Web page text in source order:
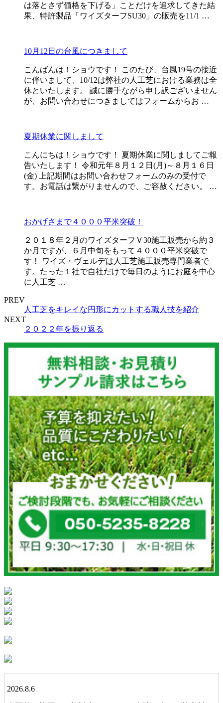
は落とさず価格を下げる」ことだけを追求してきた結
果、特許製品「ワイズターフSU30」の販売を11/1 …
10月12日の台風につきまして
こんばんは！ショウです！ このたび、台風19号の接近
に伴いまして、10/12は弊社の人工芝における業務は全
休といたします。 誠に勝手ながら申し訳ございません
が、お問い合わせにつきましてはフォームからお …
夏期休業に関しまして
こんにちは！ショウです！ 夏期休業に関しましてご報
告いたします！ 令和元年８月１２日(月)～８月１６日
(金) 上記期間はお問い合わせフォームのみの受付で
す。お電話は繋がりませんので、ご容赦ください。 …
おかげさまで４０００平米突破！
２０１８年２月のワイズターフＶ30施工販売から約３
か月ですが、６月中旬をもって４０００平米突破で
す！ ワイズ・ヴェルデは人工芝施工販売専門業者で
す。たった１社で自社だけで毎日のようにお庭を中心
に人工芝 …
PREV
人工芝をキレイな円形にカットする職人技を紹介
NEXT
２０２２年を振り返る
2026.8.6